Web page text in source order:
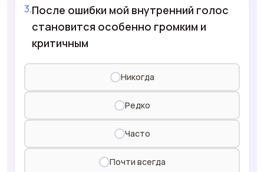
После ошибки мой внутренний голос
становится особенно громким и
критичным
Никогда
Редко
Часто
Почти всегда